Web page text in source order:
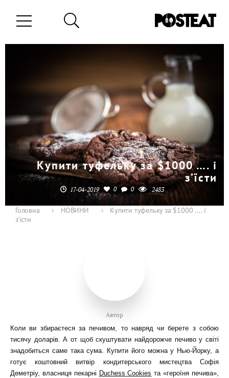
Купити туфельку за $1000 …. і
з’їсти
17-04-2019 0 0 2483
Головна › НОВИНИ ›
Купити туфельку за $1000 …. і
з’їсти
Автор
Коли ви збираєтеся за печивом, то навряд чи берете з собою
тисячу доларів. А от щоб скуштувати найдорожче печиво у світі
знадобиться саме така сума. Купити його можна у Нью-Йорку, а
готує коштовний витвір кондитерського мистецтва Софія
Деметріу, власниця пекарні Duchess Cookies та «героїня печива»,